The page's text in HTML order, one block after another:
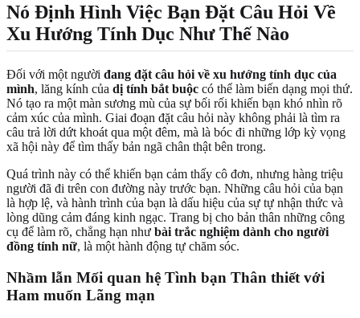
Nó Định Hình Việc Bạn Đặt Câu Hỏi Về
Xu Hướng Tính Dục Như Thế Nào
Đối với một người đang đặt câu hỏi về xu hướng tính dục của
mình, lăng kính của dị tính bắt buộc có thể làm biến dạng mọi thứ.
Nó tạo ra một màn sương mù của sự bối rối khiến bạn khó nhìn rõ
cảm xúc của mình. Giai đoạn đặt câu hỏi này không phải là tìm ra
câu trả lời dứt khoát qua một đêm, mà là bóc đi những lớp kỳ vọng
xã hội này để tìm thấy bản ngã chân thật bên trong.
Quá trình này có thể khiến bạn cảm thấy cô đơn, nhưng hàng triệu
người đã đi trên con đường này trước bạn. Những câu hỏi của bạn
là hợp lệ, và hành trình của bạn là dấu hiệu của sự tự nhận thức và
lòng dũng cảm đáng kinh ngạc. Trang bị cho bản thân những công
cụ để làm rõ, chẳng hạn như bài trắc nghiệm dành cho người
đồng tính nữ, là một hành động tự chăm sóc.
Nhầm lẫn Mối quan hệ Tình bạn Thân thiết với
Ham muốn Lãng mạn